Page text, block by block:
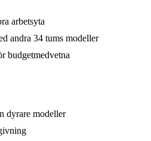
arbetsyta
andra 34 tums modeller
budgetmedvetna
dyrare modeller